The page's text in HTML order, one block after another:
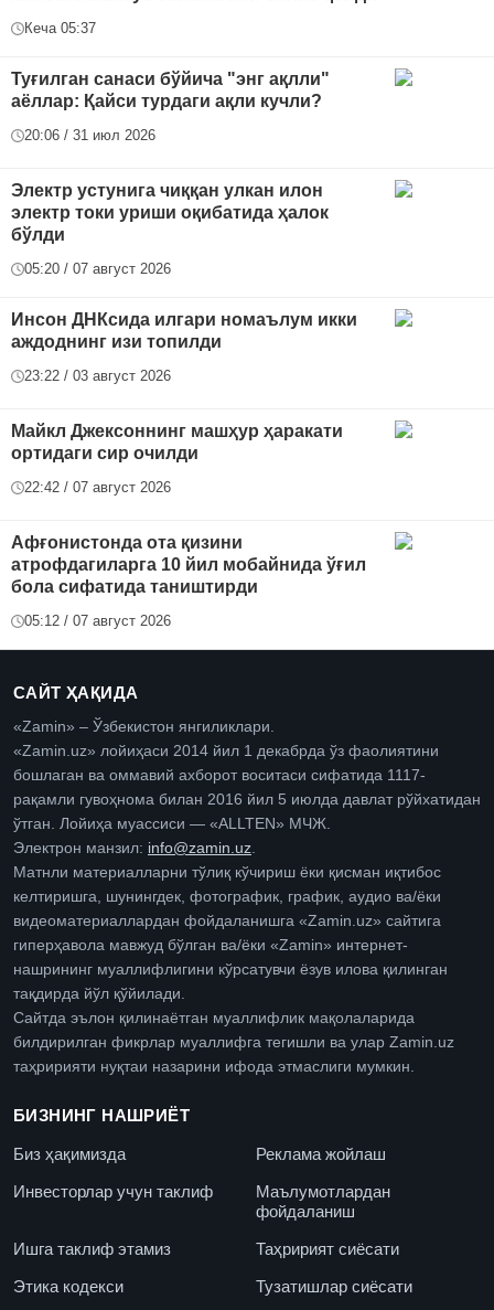
Кеча 05:37
Туғилган санаси бўйича "энг ақлли"
аёллар: Қайси турдаги ақли кучли?
20:06 / 31 июл 2026
Электр устунига чиққан улкан илон
электр токи уриши оқибатида ҳалок
бўлди
05:20 / 07 август 2026
Инсон ДНКсида илгари номаълум икки
аждоднинг изи топилди
23:22 / 03 август 2026
Майкл Джексоннинг машҳур ҳаракати
ортидаги сир очилди
22:42 / 07 август 2026
Афғонистонда ота қизини
атрофдагиларга 10 йил мобайнида ўғил
бола сифатида таништирди
05:12 / 07 август 2026
САЙТ ҲАҚИДА
«Zamin» – Ўзбекистон янгиликлари.
«Zamin.uz» лойиҳаси 2014 йил 1 декабрда ўз фаолиятини
бошлаган ва оммавий ахборот воситаси сифатида 1117-
рақамли гувоҳнома билан 2016 йил 5 июлда давлат рўйхатидан
ўтган. Лойиҳа муассиси — «ALLTEN» МЧЖ.
Электрон манзил: info@zamin.uz.
Матнли материалларни тўлиқ кўчириш ёки қисман иқтибос
келтиришга, шунингдек, фотографик, график, аудио ва/ёки
видеоматериаллардан фойдаланишга «Zamin.uz» сайтига
гиперҳавола мавжуд бўлган ва/ёки «Zamin» интернет-
нашрининг муаллифлигини кўрсатувчи ёзув илова қилинган
тақдирда йўл қўйилади.
Сайтда эълон қилинаётган муаллифлик мақолаларида
билдирилган фикрлар муаллифга тегишли ва улар Zamin.uz
таҳририяти нуқтаи назарини ифода этмаслиги мумкин.
БИЗНИНГ НАШРИЁТ
Биз ҳақимизда
Реклама жойлаш
Инвесторлар учун таклиф
Маълумотлардан
фойдаланиш
Ишга таклиф этамиз
Таҳририят сиёсати
Этика кодекси
Тузатишлар сиёсати